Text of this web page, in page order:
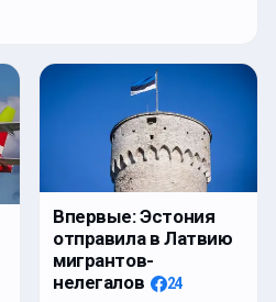
Впервые: Эстония
отправила в Латвию
мигрантов-
нелегалов
24